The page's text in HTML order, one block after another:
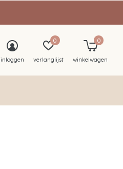
inloggen verlanglijst
0
winkelwagen
0